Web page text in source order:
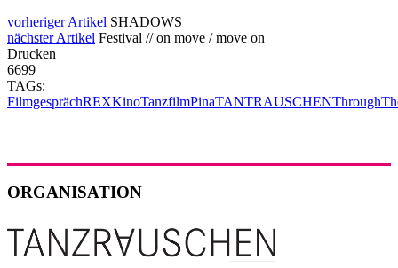
vorheriger Artikel SHADOWS
nächster Artikel Festival // on move / move on
Drucken
6699
TAGs:
FilmgesprächREXKinoTanzfilmPinaTANTRAUSCHEN
ORGANISATION